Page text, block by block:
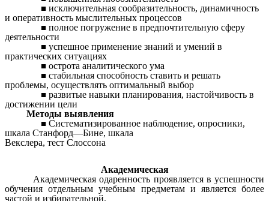
исключительная сообразительность, динамичность
и оперативность мыслительных процессов
полное погружение в предпочтительную сферу
деятельности
успешное применение знаний и умений в
практических ситуациях
острота аналитического ума
стабильная способность ставить и решать
проблемы, осуществлять оптимальный выбор
развитые навыки планирования, настойчивость в
достижении цели
Методы выявления
Систематизированное наблюдение, опросники,
шкала Станфорд—Бине, шкала
Векслера, тест Слоссона
Академическая
Академическая одаренность проявляется в успешности
обучения отдельным учебным предметам и является более
частой и избирательной.